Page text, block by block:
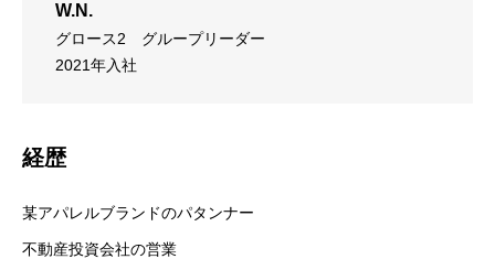
W.N.
グロース2
グループリーダー
2021年入社
経歴
某アパレルブランドのパタンナー
不動産投資会社の営業